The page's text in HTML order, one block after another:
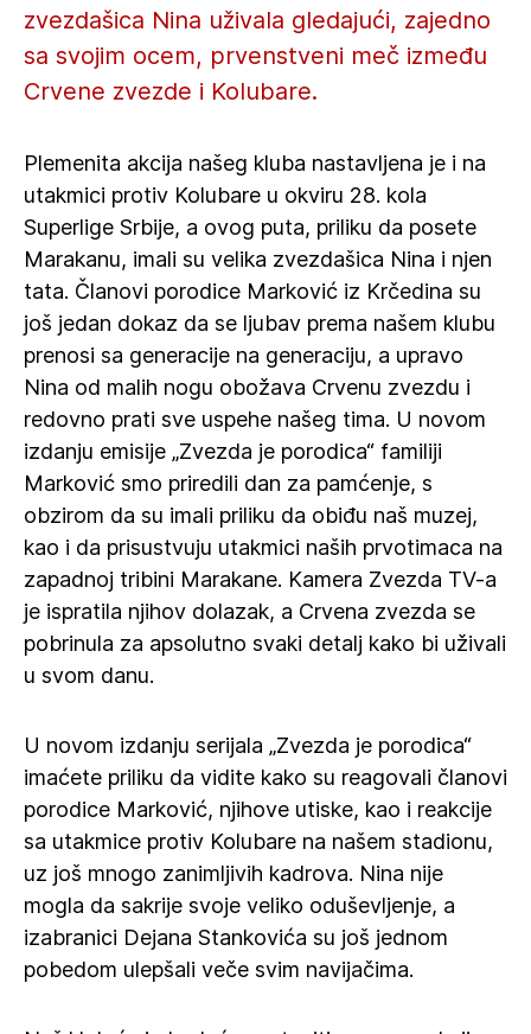
zvezdašica Nina uživala gledajući, zajedno
sa svojim ocem, prvenstveni meč između
Crvene zvezde i Kolubare.
Plemenita akcija našeg kluba nastavljena je i na
utakmici protiv Kolubare u okviru 28. kola
Superlige Srbije, a ovog puta, priliku da posete
Marakanu, imali su velika zvezdašica Nina i njen
tata. Članovi porodice Marković iz Krčedina su
još jedan dokaz da se ljubav prema našem klubu
prenosi sa generacije na generaciju, a upravo
Nina od malih nogu obožava Crvenu zvezdu i
redovno prati sve uspehe našeg tima. U novom
izdanju emisije „Zvezda je porodica“ familiji
Marković smo priredili dan za pamćenje, s
obzirom da su imali priliku da obiđu naš muzej,
kao i da prisustvuju utakmici naših prvotimaca na
zapadnoj tribini Marakane. Kamera Zvezda TV-a
je ispratila njihov dolazak, a Crvena zvezda se
pobrinula za apsolutno svaki detalj kako bi uživali
u svom danu.
U novom izdanju serijala „Zvezda je porodica“
imaćete priliku da vidite kako su reagovali članovi
porodice Marković, njihove utiske, kao i reakcije
sa utakmice protiv Kolubare na našem stadionu,
uz još mnogo zanimljivih kadrova. Nina nije
mogla da sakrije svoje veliko oduševljenje, a
izabranici Dejana Stankovića su još jednom
pobedom ulepšali veče svim navijačima.